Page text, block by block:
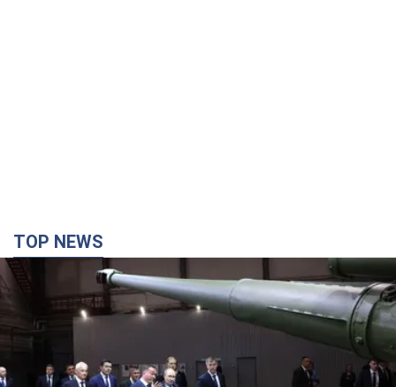
TOP NEWS